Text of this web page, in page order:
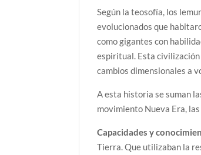
Según la teosofía, los
evolucionados que
como gigantes con
espiritual. Esta
cambios dimensionales a
A esta historia se suman
movimiento Nueva Era,
Capacidades y
Tierra. Que utilizaban la